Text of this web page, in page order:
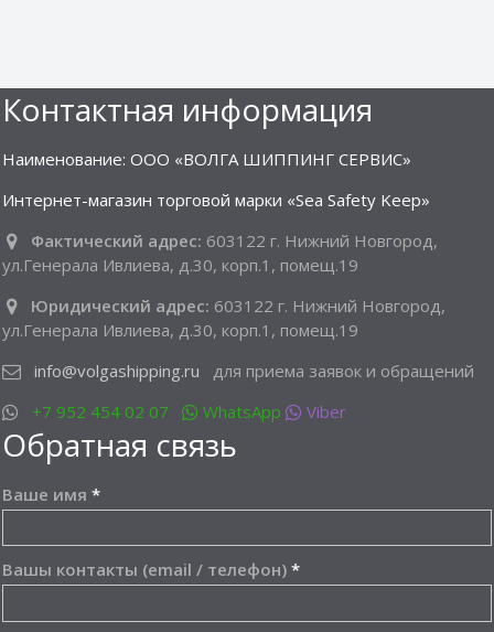
Контактная информация
Наименование: ООО «ВОЛГА ШИППИНГ СЕРВИС»
Интернет-магазин торговой марки «Sea Safety Keep»
Фактический адрес: 603122 г. Нижний Новгород,
ул.Генерала Ивлиева, д.30, корп.1, помещ.19
Юридический адрес: 603122 г. Нижний Новгород,
ул.Генерала Ивлиева, д.30, корп.1, помещ.19
info@volgashipping.ru для приема заявок и обращений
+7 952 454 02 07
WhatsApp Viber
Обратная связь
Ваше имя *
Вашы контакты (email / телефон) *